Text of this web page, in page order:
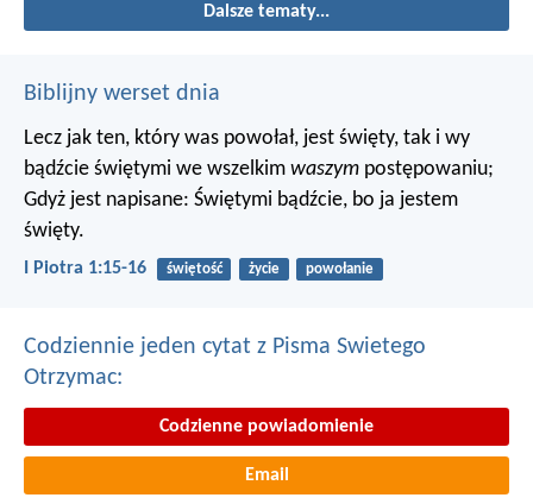
Dalsze tematy...
Biblijny werset dnia
Lecz jak ten, który was powołał, jest święty, tak i wy
bądźcie świętymi we wszelkim waszym postępowaniu;
Gdyż jest napisane: Świętymi bądźcie, bo ja jestem
święty.
I Piotra 1:15-16 świętość życie powołanie
Codziennie jeden cytat z Pisma Swietego
Otrzymac:
Codzienne powiadomienie
Email